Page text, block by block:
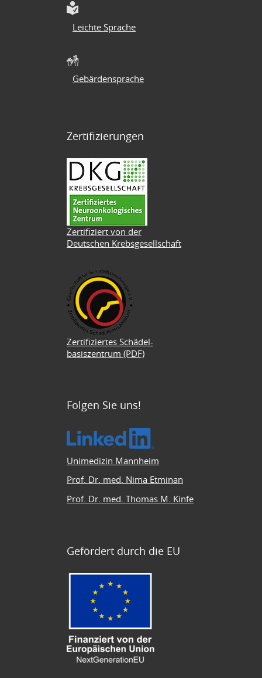
Leichte Sprache
Gebärdensprache
Zertifizierungen
Zertifiziert von der
Deutschen Krebsgesellschaft
Zertifiziertes Schädel-
basiszentrum (PDF)
Folgen Sie uns!
Unimedizin Mannheim
Prof. Dr. med. Nima Etminan
Prof. Dr. med. Thomas M. Kinfe
Gefördert durch die EU